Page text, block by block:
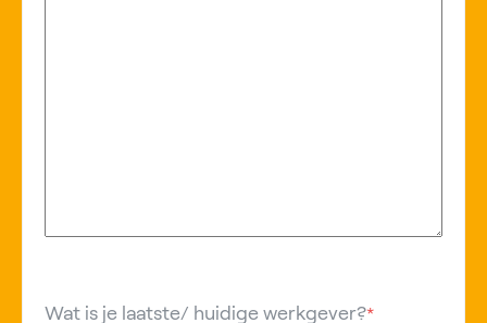
Wat is je laatste/ huidige werkgever?*